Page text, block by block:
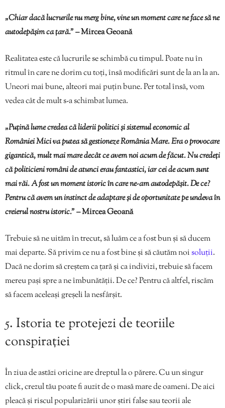
„Chiar dacă lucrurile nu merg bine, vine un moment care ne face să ne
autodepășim ca țară.”– Mircea Geoană
Realitatea este că lucrurile se schimbă cu timpul. Poate nu în
ritmul în care ne dorim cu toți, însă modificări sunt de la an la an.
Uneori mai bune, alteori mai puțin bune. Per total însă, vom
vedea cât de mult s-a schimbat lumea.
„Puțină lume credea că liderii politici și sistemul economic al
României Mici va putea să gestioneze România Mare. Era o provocare
gigantică, mult mai mare decât ce avem noi acum de făcut. Nu credeți
că politicieni români de atunci erau fantastici, iar cei de acum sunt
mai răi. A fost un moment istoric în care ne-am autodepășit. De ce?
Pentru că avem un instinct de adaptare și de oportunitate pe undeva în
creierul nostru istoric.” –Mircea Geoană
Trebuie să ne uităm în trecut, să luăm ce a fost bun și să ducem
mai departe. Să privim ce nu a fost bine și să căutăm noisoluții.
Dacă ne dorim să creștem ca țară și ca indivizi, trebuie să facem
mereu pași spre a ne îmbunătății. De ce? Pentru că altfel, riscăm
să facem aceleași greșeli la nesfârșit.
5. Istoria te protejezi de teoriile
conspirației
În ziua de astăzi oricine are dreptul la o părere. Cu un singur
click, crezul tău poate fi auzit de o masă mare de oameni. De aici
pleacă și riscul popularizării unor știri false sau teorii ale